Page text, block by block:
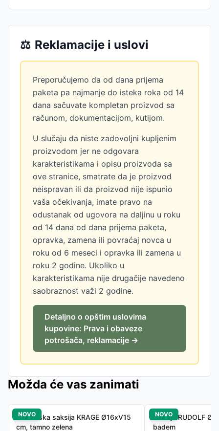
⚖️ Reklamacije i uslovi
Preporučujemo da od dana prijema
paketa pa najmanje do isteka roka od 14
dana sačuvate kompletan proizvod sa
računom, dokumentacijom, kutijom.
U slučaju da niste zadovoljni kupljenim
proizvodom jer ne odgovara
karakteristikama i opisu proizvoda sa
ove stranice, smatrate da je proizvod
neispravan ili da proizvod nije ispunio
vaša očekivanja, imate pravo na
odustanak od ugovora na daljinu u roku
od 14 dana od dana prijema paketa,
opravka, zamena ili povraćaj novca u
roku od 6 meseci i opravka ili zamena u
roku 2 godine. Ukoliko u
karakteristikama nije drugačije navedeno
saobraznost važi 2 godine.
Detaljno o opštim uslovima
kupovine: Prava i obaveze
potrošača, reklamacije →
Možda će vas zanimati
NOVO
Baštenska saksija KRAGE Ø16xV15
cm, tamno zelena
NOVO
Saksija RUDOLF
badem